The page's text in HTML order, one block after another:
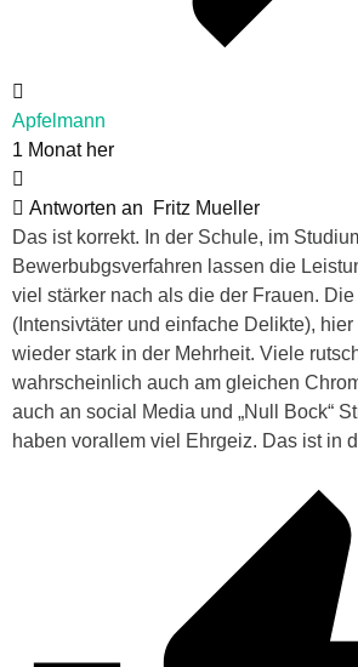
Apfelmann
1 Monat her
Antworten an
Fritz Mueller
Das ist korrekt. In der Schule, im
Bewerbubgsverfahren lassen die
viel stärker nach als die der Frauen.
(Intensivtäter und einfache Delikte),
wieder stark in der Mehrheit. Viele
wahrscheinlich auch am gleichen
auch an social Media und „Null Bock“
haben vorallem viel Ehrgeiz. Das ist in